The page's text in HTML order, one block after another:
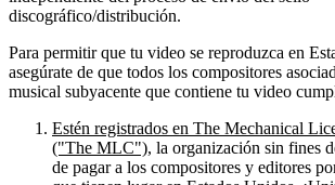
discográfico/distribución.
Para permitir que tu video se reproduzca en
asegúrate de que todos los compositores
musical subyacente que contiene tu video
Estén registrados en The Mechanical
("The MLC"), la organización sin fines
de pagar a los compositores y editores